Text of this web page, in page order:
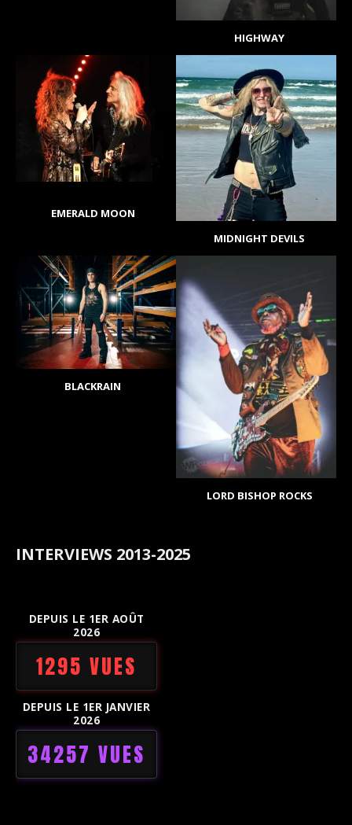
HIGHWAY
EMERALD MOON
MIDNIGHT DEVILS
BLACKRAIN
LORD BISHOP ROCKS
INTERVIEWS 2013-2025
DEPUIS LE 1ER AOÛT
2026
1295 VUES
DEPUIS LE 1ER JANVIER
2026
34257 VUES